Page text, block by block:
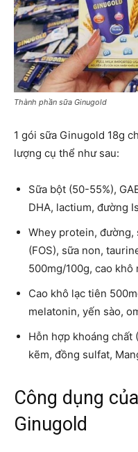
Thành phần sữa Ginugold
1 gói sữa Ginugold 18g
lượng cụ thể như sau:
Sữa bột (50-55%),
DHA, lactium, đường
Whey protein,
(FOS), sữa non,
500mg/100g, cao khô
Cao khô lạc tiên
melatonin, yến sào,
Hỗn hợp khoáng chất
kẽm, đồng sulfat,
Công dụng
Ginugold